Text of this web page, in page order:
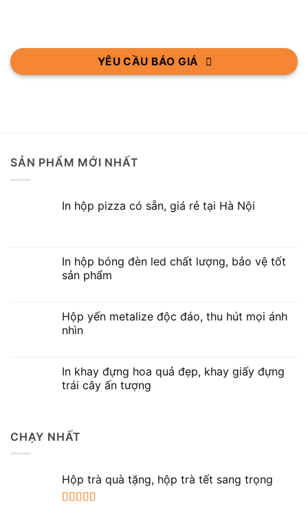
YÊU CẦU BÁO GIÁ
SẢN PHẨM MỚI NHẤT
In hộp pizza có sẵn, giá rẻ tại Hà Nội
In hộp bóng đèn led chất lượng, bảo vệ tốt
sản phẩm
Hộp yến metalize độc đáo, thu hút mọi ánh
nhìn
In khay đựng hoa quả đẹp, khay giấy đựng
trái cây ấn tượng
CHẠY NHẤT
Hộp trà quà tặng, hộp trà tết sang trọng